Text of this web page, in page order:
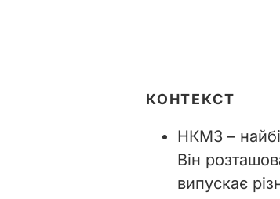
КОНТЕКСТ
НКМЗ –
Він
випускає